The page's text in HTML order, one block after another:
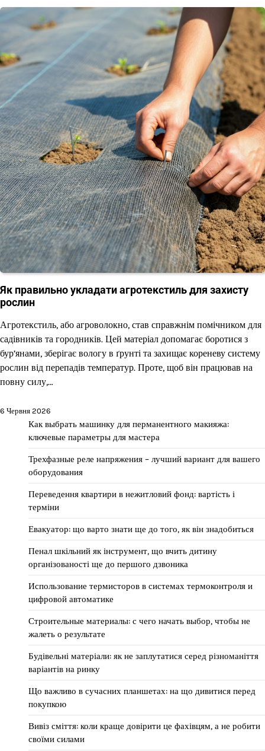
Як правильно укладати агротекстиль для захисту
рослин
Агротекстиль, або агроволокно, став справжнім помічником для
садівників та городників. Цей матеріал допомагає боротися з
бур’янами, зберігає вологу в ґрунті та захищає кореневу систему
рослин від перепадів температур. Проте, щоб він працював на
повну силу,…
6 Червня 2026
Как выбрать машинку для перманентного макияжа:
ключевые параметры для мастера
Трехфазные реле напряжения – лучший вариант для вашего
оборудования
Переведення квартири в нежитловий фонд: вартість і
терміни
Евакуатор: що варто знати ще до того, як він знадобиться
Пенал шкільний як інструмент, що вчить дитину
організованості ще до першого дзвоника
Использование термисторов в системах термоконтроля и
цифровой автоматике
Строительные материалы: с чего начать выбор, чтобы не
жалеть о результате
Будівельні матеріали: як не заплутатися серед різноманіття
варіантів на ринку
Що важливо в сучасних планшетах: на що дивитися перед
покупкою
Вивіз сміття: коли краще довірити це фахівцям, а не робити
своїми силами